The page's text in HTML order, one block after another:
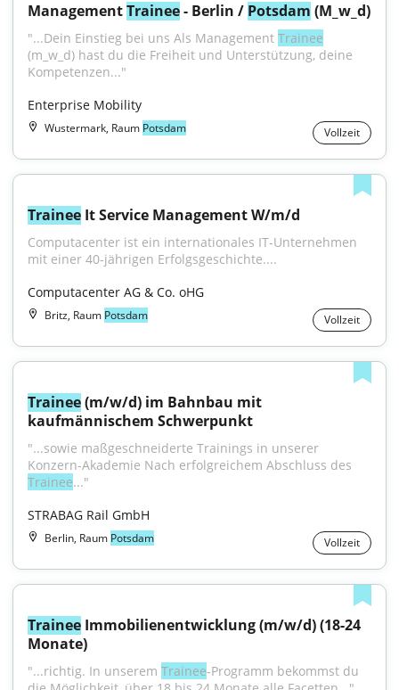
Management Trainee - Berlin / Potsdam (M_w_d)
"...Dein Einstieg bei uns Als Management Trainee
(m_w_d) hast du die Freiheit und Unterstützung, deine
Kompetenzen..."
Enterprise Mobility
Wustermark, Raum Potsdam Vollzeit
Trainee It Service Management W/m/d
Computacenter ist ein internationales IT-Unternehmen
mit einer 40-jährigen Erfolgsgeschichte....
Computacenter AG & Co. oHG
Britz, Raum Potsdam Vollzeit
Trainee (m/w/d) im Bahnbau mit
kaufmännischem Schwerpunkt
"...sowie maßgeschneiderte Trainings in unserer
Trainee..."
STRABAG Rail GmbH
Berlin, Raum Potsdam Vollzeit
Trainee Immobilienentwicklung (m/w/d) (18-24
Monate)
"...richtig. In unserem Trainee-Programm bekommst du